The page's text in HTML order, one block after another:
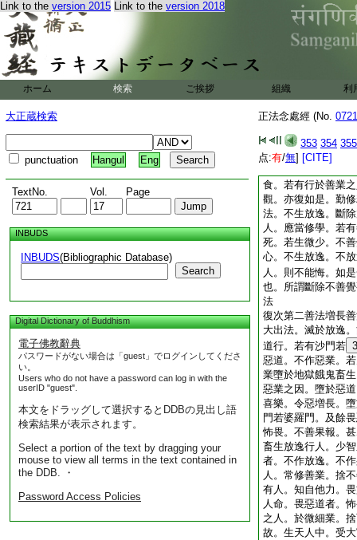
Link to the version 2015 Link to the version 2018
ホーム 検索 ご挨拶 組織 利
大正蔵検索
punctuation Hangul Eng
TextNo. Vol. Page
INBUDS
INBUDS(Bibliographic Database)
Search
Digital Dictionary of Buddhism
電子佛教辭典
パスワードがない場合は「guest」でログインしてくださ
い。
Users who do not have a password can log in with the
userID "guest".
本文をドラッグして選択するとDDBの見出し語
検索結果が表示されます。
Select a portion of the text by dragging your
mouse to view all terms in the text contained in
the DDB. ・
Password Access Policies
正法念處經 (No.
353 354 355
点:有/無] [CITE]
若人。如實修行。
悔。云何悔已而得
云何生悔。若見他
念。不味不著。内
令其不生。不受覺
滿中糞屎死狗不淨
入坑中不淨沒咽。
起於不善覺觀。其
人。常求淨行。以
食。若有行於善業
觀。亦復如是。勤
法。不生放逸。斷
人。應當修學。若
死。若生微少。不
心。不生放逸。不
人。則不能悔。如
也。所謂斷除不善
法
復次第二善法増長
大出法。滅於放逸
道行。若有沙門若 3
惡道。不作惡業。
業墮於地獄餓鬼畜
惡業之因。墮於惡
喜樂。令惡増長。
門若婆羅門。及餘
怖畏。不善果報。
畜生放逸行人。少
者。不作放逸。不
人。常修善業。捨
有人。知自他力。
人命。畏惡道者。
之人。於微細業。
故。生天人中。受